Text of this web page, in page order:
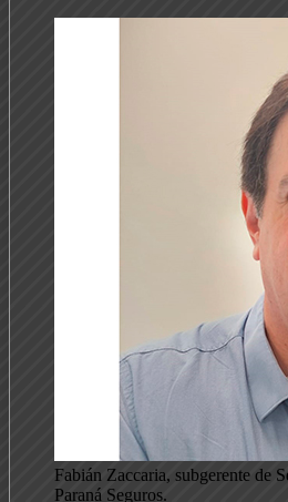
Fabián Zaccaria, subgerente de
Paraná Seguros.